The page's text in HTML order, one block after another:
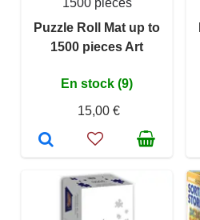
1500 pièces
Puzzle Roll Mat up to
1500 pieces Art
En stock (9)
15,00 €